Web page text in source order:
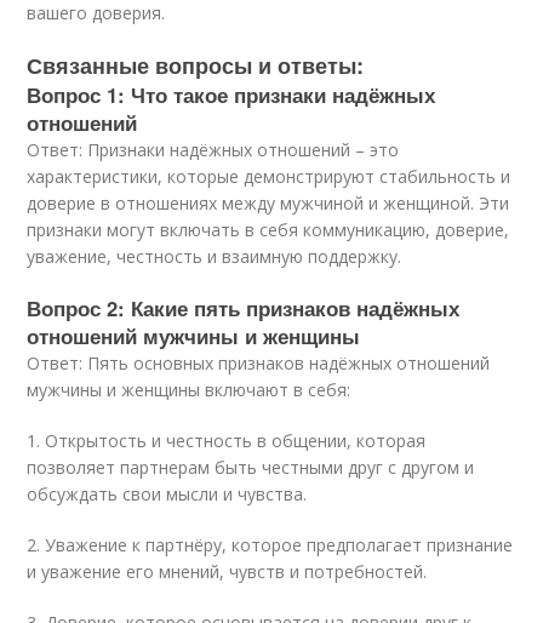
вашего доверия.
Связанные вопросы и ответы:
Вопрос 1: Что такое признаки надёжных
отношений
Ответ: Признаки надёжных отношений – это
характеристики, которые демонстрируют стабильность и
доверие в отношениях между мужчиной и женщиной. Эти
признаки могут включать в себя коммуникацию, доверие,
уважение, честность и взаимную поддержку.
Вопрос 2: Какие пять признаков надёжных
отношений мужчины и женщины
Ответ: Пять основных признаков надёжных отношений
мужчины и женщины включают в себя:
1. Открытость и честность в общении, которая
позволяет партнерам быть честными друг с другом и
обсуждать свои мысли и чувства.
2. Уважение к партнёру, которое предполагает признание
и уважение его мнений, чувств и потребностей.